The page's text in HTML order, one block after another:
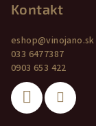
Kontakt
eshop@vinojano.sk
033 6477387
0903 653 422